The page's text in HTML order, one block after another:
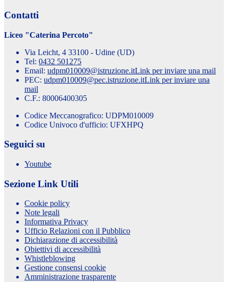
Contatti
Liceo "Caterina Percoto"
Via Leicht, 4 33100 - Udine (UD)
Tel: 0432 501275
Email: udpm010009@istruzione.itLink per inviare una mail
PEC: udpm010009@pec.istruzione.itLink per inviare una
mail
C.F.: 80006400305
Codice Meccanografico: UDPM010009
Codice Univoco d'ufficio: UFXHPQ
Seguici su
Youtube
Sezione Link Utili
Cookie policy
Note legali
Informativa Privacy
Ufficio Relazioni con il Pubblico
Dichiarazione di accessibilità
Obiettivi di accessibilità
Whistleblowing
Gestione consensi cookie
Amministrazione trasparente